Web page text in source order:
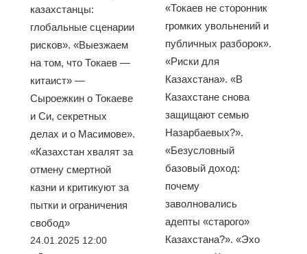
казахстанцы:
глобальные сценарии
рисков». «Выезжаем
на том, что Токаев —
китаист» —
Сыроежкин о Токаеве
и Си, секретных
делах и о Масимове».
«Казахстан хвалят за
отмену смертной
казни и критикуют за
пытки и ограничения
свобод»
24.01.2025 12:00
«Токаев не сторонник
громких увольнений и
публичных разборок».
«Риски для
Казахстана». «В
Казахстане снова
защищают семью
Назарбаевых?».
«Безусловный
базовый доход:
почему
заволновались
адепты «старого»
Казахстана?». «Эхо